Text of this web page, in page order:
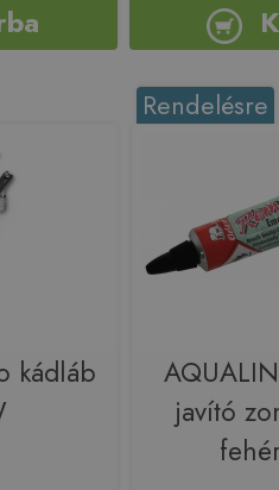
kádláb
Rendelésre
javító